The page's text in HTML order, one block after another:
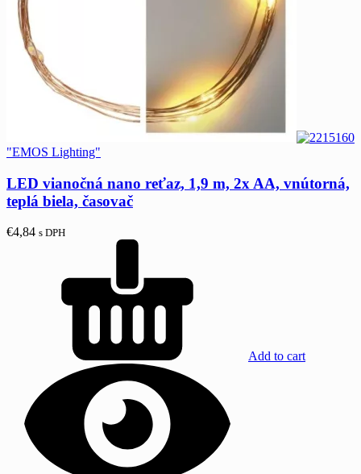
"EMOS Lighting"
LED vianočná nano reťaz, 1,9 m, 2x AA, vnútorná,
teplá biela, časovač
€4,84 s DPH
Add to cart